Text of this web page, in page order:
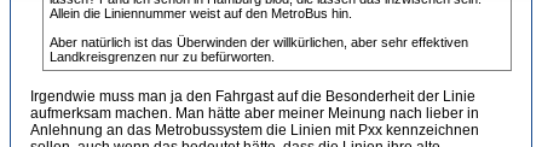
Allein die Liniennummer weist auf den MetroBus hin.
Aber natürlich ist das Überwinden der willkürlichen, aber sehr effektiven
Landkreisgrenzen nur zu befürworten.
Irgendwie muss man ja den Fahrgast auf die Besonderheit der Linie
aufmerksam machen. Man hätte aber meiner Meinung nach lieber in
Anlehnung an das Metrobussystem die Linien mit Pxx kennzeichnen